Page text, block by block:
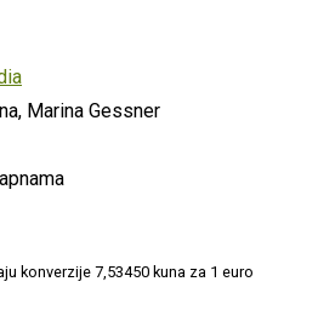
Marina Gessner
konverzije 7,53450 kuna za 1 euro